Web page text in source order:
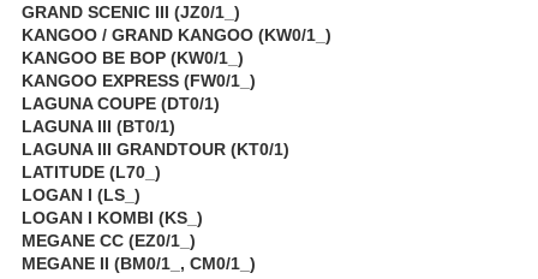
GRAND SCENIC III (JZ0/1_)
KANGOO / GRAND KANGOO (KW0/1_)
KANGOO BE BOP (KW0/1_)
KANGOO EXPRESS (FW0/1_)
LAGUNA COUPE (DT0/1)
LAGUNA III (BT0/1)
LAGUNA III GRANDTOUR (KT0/1)
LATITUDE (L70_)
LOGAN I (LS_)
LOGAN I KOMBI (KS_)
MEGANE CC (EZ0/1_)
MEGANE II (BM0/1_, CM0/1_)